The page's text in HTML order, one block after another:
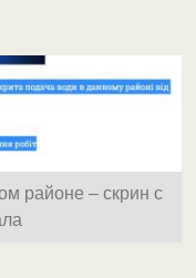
районе – скрин с